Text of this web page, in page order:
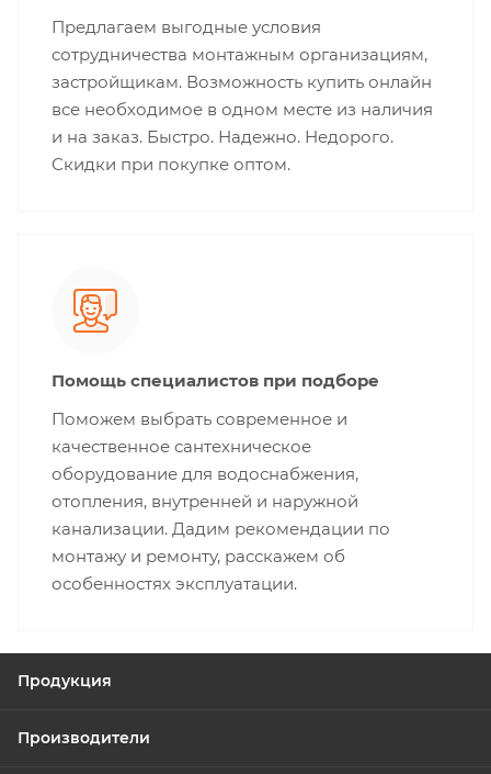
Предлагаем выгодные условия
сотрудничества монтажным организациям,
застройщикам. Возможность купить онлайн
все необходимое в одном месте из наличия
и на заказ. Быстро. Надежно. Недорого.
Скидки при покупке оптом.
Помощь специалистов при подборе
Поможем выбрать современное и
качественное сантехническое
оборудование для водоснабжения,
отопления, внутренней и наружной
канализации. Дадим рекомендации по
монтажу и ремонту, расскажем об
особенностях эксплуатации.
Продукция
Производители